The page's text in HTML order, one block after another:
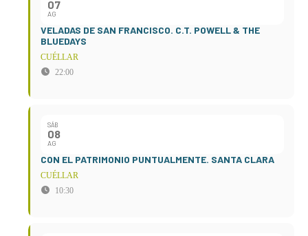
07
AG
VELADAS DE SAN FRANCISCO. C.T. POWELL & THE
BLUEDAYS
CUÉLLAR
22:00
SÁB
08
AG
CON EL PATRIMONIO PUNTUALMENTE. SANTA CLARA
CUÉLLAR
10:30